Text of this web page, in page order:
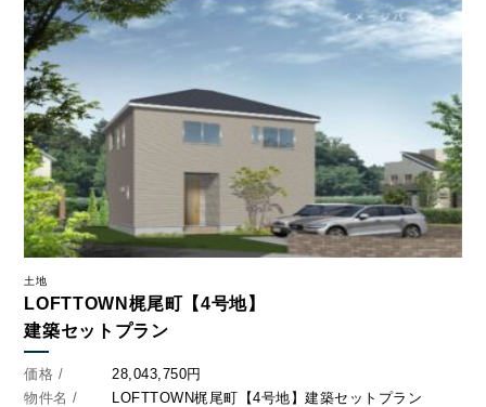
土地
LOFTTOWN梶尾町【4号地】
建築セットプラン
価格 /
28,043,750円
物件名 /
LOFTTOWN梶尾町【4号地】建築セットプラン